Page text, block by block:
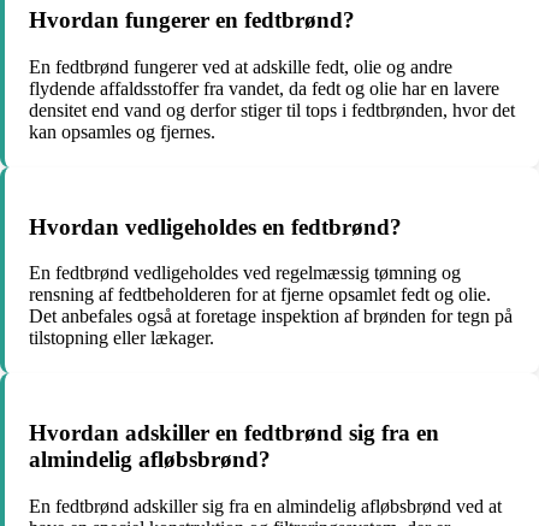
Hvordan fungerer en fedtbrønd?
En fedtbrønd fungerer ved at adskille fedt, olie og andre
flydende affaldsstoffer fra vandet, da fedt og olie har en lavere
densitet end vand og derfor stiger til tops i fedtbrønden, hvor det
kan opsamles og fjernes.
Hvordan vedligeholdes en fedtbrønd?
En fedtbrønd vedligeholdes ved regelmæssig tømning og
rensning af fedtbeholderen for at fjerne opsamlet fedt og olie.
Det anbefales også at foretage inspektion af brønden for tegn på
tilstopning eller lækager.
Hvordan adskiller en fedtbrønd sig fra en
almindelig afløbsbrønd?
En fedtbrønd adskiller sig fra en almindelig afløbsbrønd ved at